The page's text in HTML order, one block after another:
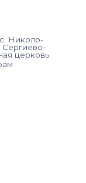
Николо-
Сергиево-
церковь